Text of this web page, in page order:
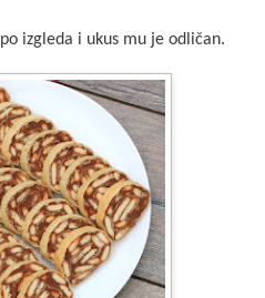
izgleda i ukus mu je odličan.